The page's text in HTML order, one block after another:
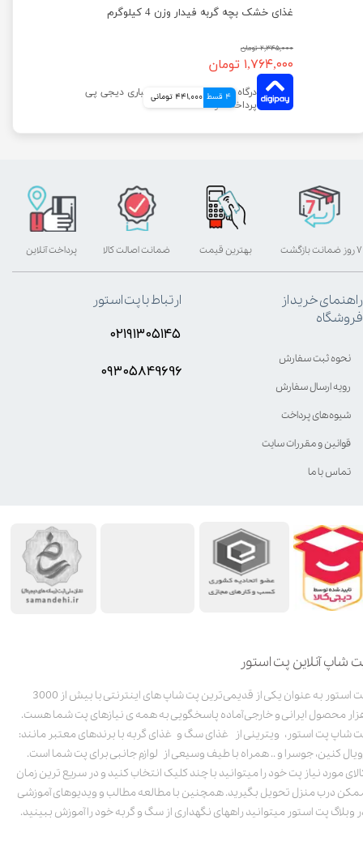
غذای خشک بچه گربه فیدار وزن 4 کیلوگرم
۲,۳۴۵,۰۰۰ تومان
۱,۷۶۴,۰۰۰ تومان
4 قسط 441,000 تومانی
شاپ آنلاین پت استور
پت استور به عنوان یکی از قدیمی‌ترین پت شاپ های اینترنتی با بیش از 3000
محصول ایرانی و خارجی آماده پاسخگویی به همه ی نیازهای پت شما هست.
شاپ پت استور، ویترینی از غذای سگ و غذای گربه با برندهای معتبر مانند:
کنین، جوسرا و .. همراه با طیف وسیعی از لوازم جانبی برای پت شما است.
مورد نیاز پت خود را میتوانید با چند کلیک انتخاب کنید و در سریع ترین زمان
درب منزل تحویل بگیرید. همچنین با مطالعه مطالب و ویدیوهای آموزشی
وبلاگ پت استور میتوانید راههای نگهداری از سگ و گربه خود را آموزش ببینید.
بهترین قیمت پرداخت آنلاین ۷ روز ضمانت بازگشت ضمانت اصالت کالا
راهنمای خرید از
فروشگاه
نحوه ثبت سفارش
رویه ارسال سفارش
شیوه‌های پرداخت
قوانین و مقررات سایت
تماس با ما
ارتباط با پت استور
۰۲۱۹۱۳۰۵۱۴۵
۰۹۳۰۵8۴9696